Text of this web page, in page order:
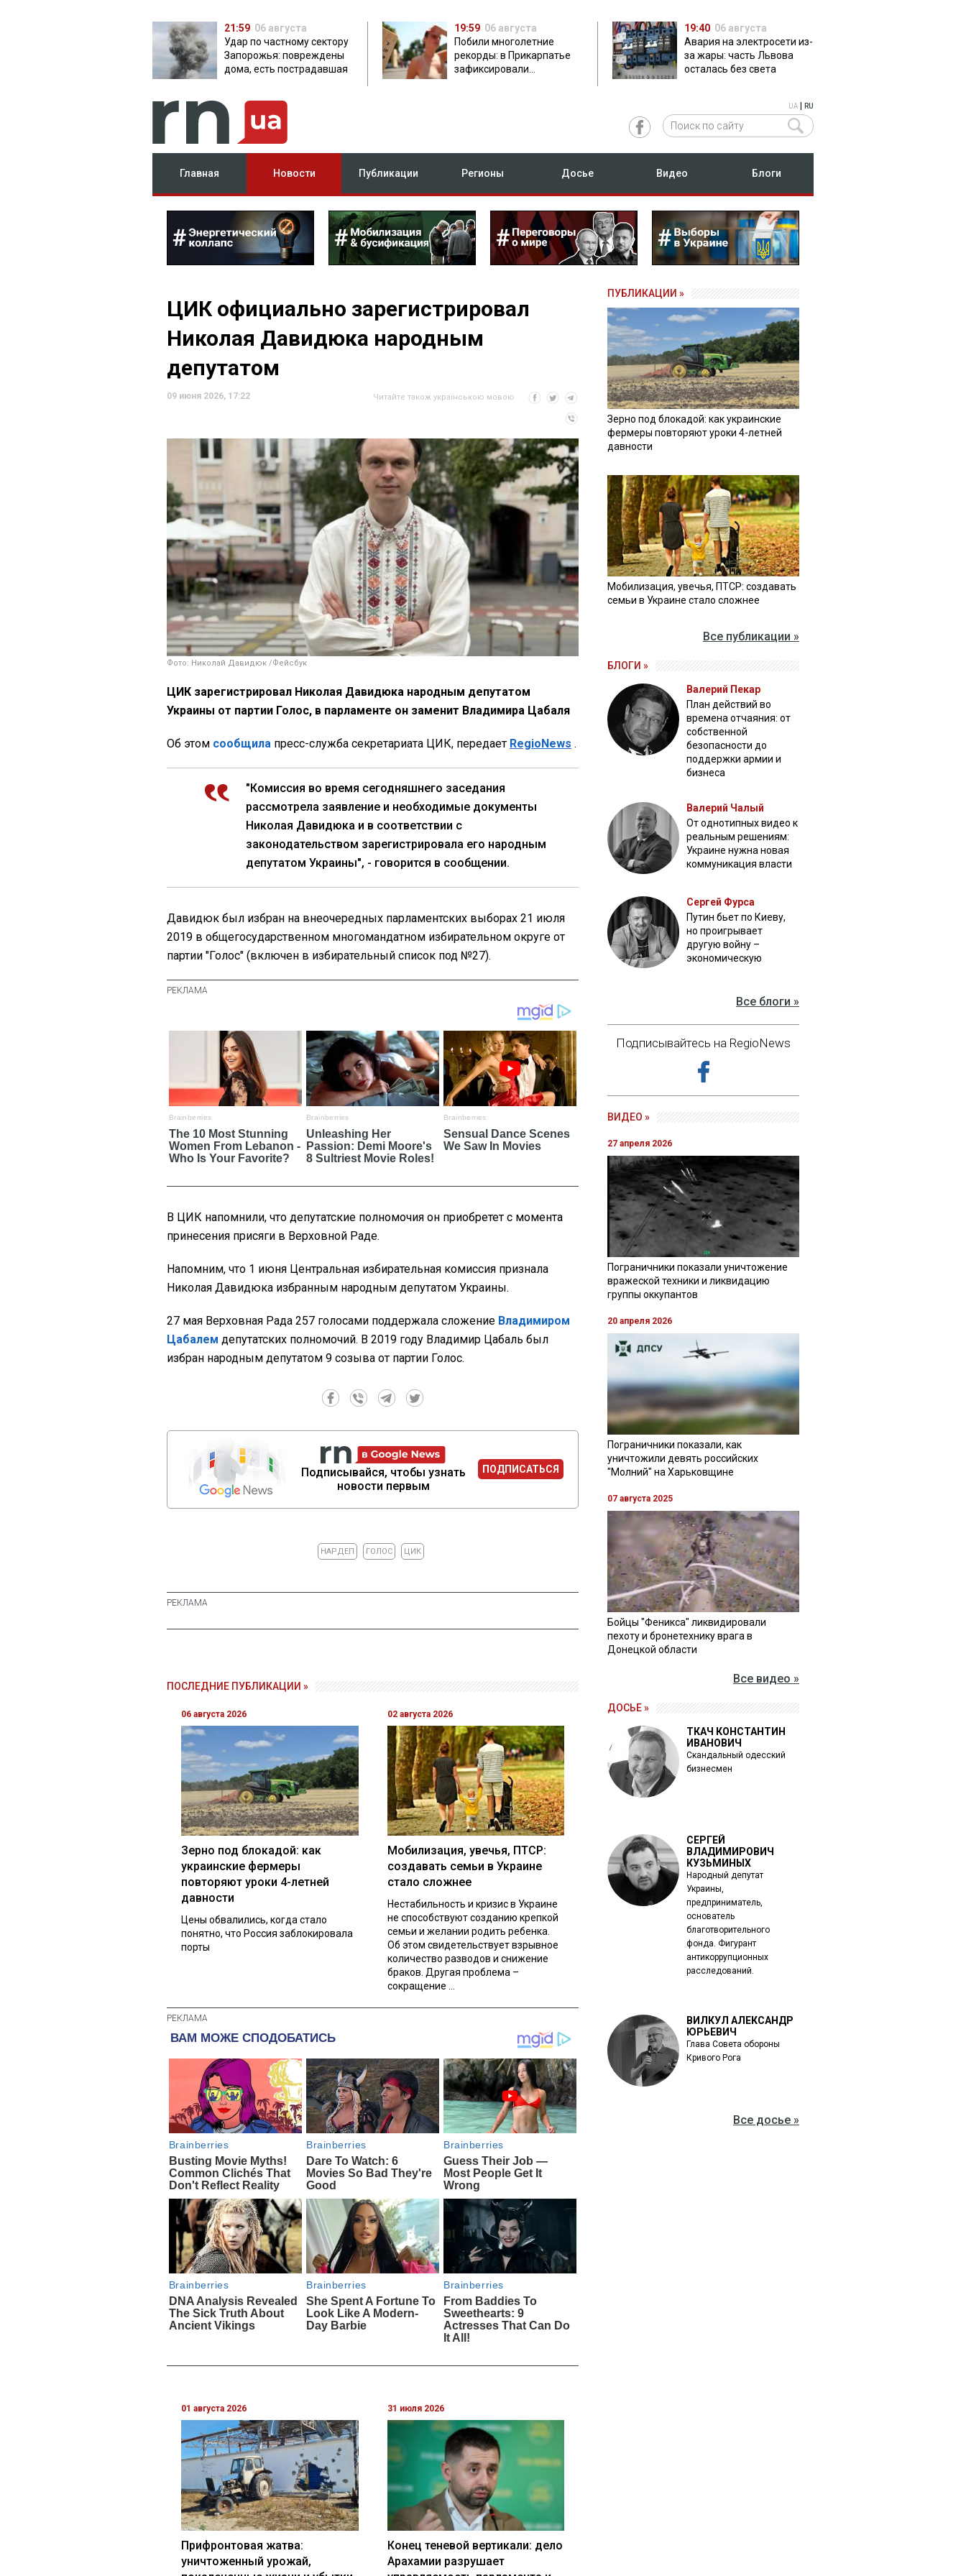
21:59 06 августа
Удар по частному сектору
Запорожья: повреждены
дома, есть пострадавшая
19:59 06 августа
Побили многолетние
рекорды: в Прикарпатье
зафиксировали
19:40 06 августа
Авария на электросети из-
за жары: часть Львова
осталась без света
UA RU
Главная Новости Публикации Регионы Досье Видео Блоги
ЦИК официально зарегистрировал
Николая Давидюка народным
депутатом
09 июня 2026, 17:22 Читайте також українською мовою
Фото: Николай Давидюк /Фейсбук
ЦИК зарегистрировал Николая Давидюка народным депутатом
Украины от партии Голос, в парламенте он заменит Владимира Цабаля
Об этом сообщила пресс-служба секретариата ЦИК, передает RegioNews .
"Комиссия во время сегодняшнего заседания
рассмотрела заявление и необходимые документы
Николая Давидюка и в соответствии с
законодательством зарегистрировала его народным
депутатом Украины", - говорится в сообщении.
Давидюк был избран на внеочередных парламентских выборах 21 июля
2019 в общегосударственном многомандатном избирательном округе от
партии "Голос" (включен в избирательный список под №27).
В ЦИК напомнили, что депутатские полномочия он приобретет с момента
принесения присяги в Верховной Раде.
Напомним, что 1 июня Центральная избирательная комиссия признала
Николая Давидюка избранным народным депутатом Украины.
27 мая Верховная Рада 257 голосами поддержала сложение Владимиром
Цабалем депутатских полномочий. В 2019 году Владимир Цабаль был
избран народным депутатом 9 созыва от партии Голос.
Подписывайся, чтобы узнать
новости первым
ПОДПИСАТЬСЯ
НАРДЕП ГОЛОС ЦИК
ПОСЛЕДНИЕ ПУБЛИКАЦИИ »
06 августа 2026
Зерно под блокадой: как
украинские фермеры
повторяют уроки 4-летней
давности
Цены обвалились, когда стало
понятно, что Россия заблокировала
порты
02 августа 2026
Мобилизация, увечья, ПТСР:
создавать семьи в Украине
стало сложнее
Нестабильность и кризис в Украине
не способствуют созданию крепкой
семьи и желании родить ребенка.
Об этом свидетельствует взрывное
количество разводов и снижение
браков. Другая проблема –
сокращение ...
01 августа 2026
Прифронтовая жатва:
уничтоженный урожай,
31 июля 2026
Конец теневой вертикали: дело
Арахамии разрушает
ПУБЛИКАЦИИ »
Зерно под блокадой: как украинские
фермеры повторяют уроки 4-летней
давности
Мобилизация, увечья, ПТСР: создавать
семьи в Украине стало сложнее
Все публикации »
БЛОГИ »
Валерий Пекар
План действий во
времена отчаяния: от
собственной
безопасности до
поддержки армии и
бизнеса
Валерий Чалый
От однотипных видео к
реальным решениям:
Украине нужна новая
коммуникация власти
Сергей Фурса
Путин бьет по Киеву,
но проигрывает
другую войну –
экономическую
Все блоги »
Подписывайтесь на RegioNews
ВИДЕО »
27 апреля 2026
Пограничники показали уничтожение
вражеской техники и ликвидацию
группы оккупантов
20 апреля 2026
Пограничники показали, как
уничтожили девять российских
"Молний" на Харьковщине
07 августа 2025
Бойцы "Феникса" ликвидировали
пехоту и бронетехнику врага в
Донецкой области
Все видео »
ДОСЬЕ »
ТКАЧ КОНСТАНТИН
ИВАНОВИЧ
Скандальный одесский
бизнесмен
СЕРГЕЙ
ВЛАДИМИРОВИЧ
КУЗЬМИНЫХ
Народный депутат
Украины,
предприниматель,
основатель
благотворительного
фонда. Фигурант
антикоррупционных
расследований.
ВИЛКУЛ АЛЕКСАНДР
ЮРЬЕВИЧ
Глава Совета обороны
Кривого Рога
Все досье »